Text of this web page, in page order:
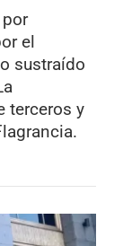
el
sustraído
terceros y